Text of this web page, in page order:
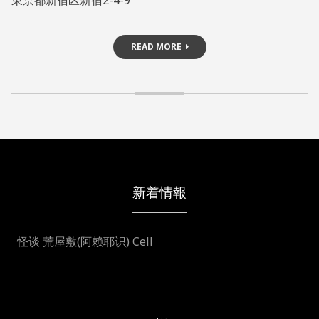
READ MORE
新着情報
怪谈 荒屋敷(阿赖耶识) Cell